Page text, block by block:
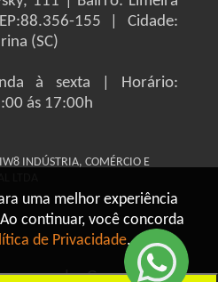
uma melhor experiência
continuar, você concorda
de Privacidade.
155 | Cidade:
(SC)
à sexta | Horário:
ás 17:00h
INDÚSTRIA, COMÉRCIO E
reservados Grupo IW8